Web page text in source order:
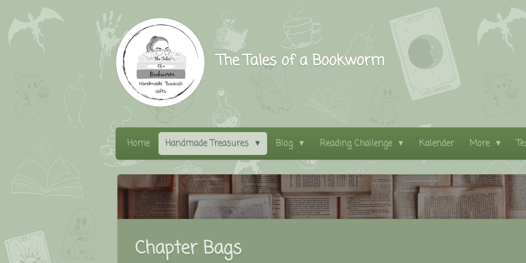
direct
naar
The Tales of a Bookworm
Home Handmade Treasures Blog Reading Challenge Kalender More
Chapter Bags